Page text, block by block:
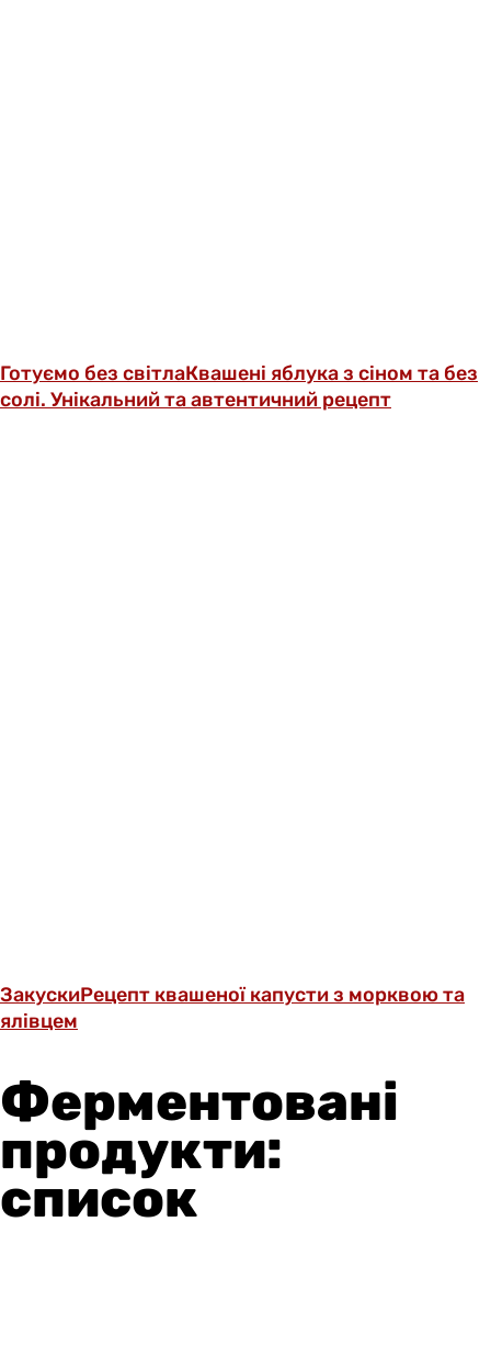
Готуємо без світлаКвашені яблука з сіном та без
солі. Унікальний та автентичний рецепт
ЗакускиРецепт квашеної капусти з морквою та
ялівцем
Ферментовані
продукти:
список